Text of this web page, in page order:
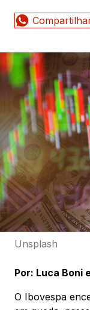
Unsplash
Por: Luca Boni
O Ibovespa